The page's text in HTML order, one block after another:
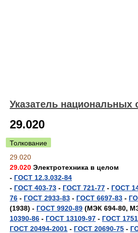
Указатель национальных
29.020
Толкование
29.020
29.020 Электротехника в целом
- ГОСТ 12.3.032-84
- ГОСТ 403-73 - ГОСТ 721-77 - ГОСТ
76 - ГОСТ 2933-83 - ГОСТ 6697-83 -
(1938) - ГОСТ 9920-89 (МЭК 694-80,
10390-86 - ГОСТ 13109-97 - ГОСТ
ГОСТ 20494-2001 - ГОСТ 20690-75 -